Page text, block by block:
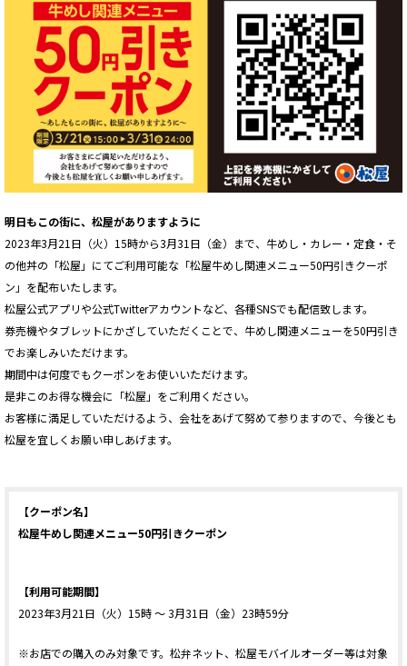
明日もこの街に、松屋がありますように
2023年3月21日（火）15時から3月31日（金）まで、牛めし・カレー・定食・そ
の他丼の「松屋」にてご利用可能な「松屋牛めし関連メニュー50円引きクーポ
ン」を配布いたします。
松屋公式アプリや公式Twitterアカウントなど、各種SNSでも配信致します。
券売機やタブレットにかざしていただくことで、牛めし関連メニューを50円引き
でお楽しみいただけます。
期間中は何度でもクーポンをお使いいただけます。
是非このお得な機会に「松屋」をご利用ください。
お客様に満足していただけるよう、会社をあげて努めて参りますので、今後とも
松屋を宜しくお願い申しあげます。
【クーポン名】
松屋牛めし関連メニュー50円引きクーポン
【利用可能期間】
2023年3月21日（火）15時 ～ 3月31日（金）23時59分
※お店での購入のみ対象です。松弁ネット、松屋モバイルオーダー等は対象